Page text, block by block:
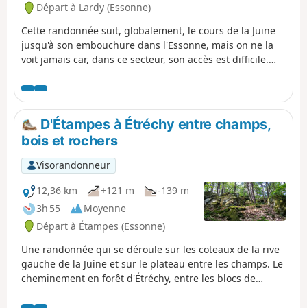
Départ à Lardy (Essonne)
Cette randonnée suit, globalement, le cours de la Juine
jusqu'à son embouchure dans l'Essonne, mais on ne la
voit jamais car, dans ce secteur, son accès est difficile.
de Cheptainville de Saint-Vrain, les chemins entre les
champs et les parcours en secteur urbanisé. L'obélisque
de Saint-Vrain, en lisière de forêt, constitue une
curiosité.
D'Étampes à Étréchy entre champs,
bois et rochers
Visorandonneur
12,36 km
+121 m
-139 m
3h 55
Moyenne
Départ à Étampes (Essonne)
Une randonnée qui se déroule sur les coteaux de la rive
gauche de la Juine et sur le plateau entre les champs. Le
cheminement en forêt d'Étréchy, entre les blocs de